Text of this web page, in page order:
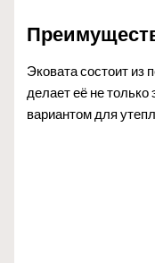
Эковата состоит из
делает её не
вариантом для